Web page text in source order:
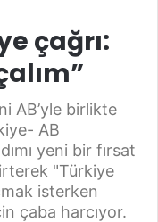
çağrı:
AB’yle birlikte
AB
yeni bir fırsat
"Türkiye
isterken
çaba harcıyor.